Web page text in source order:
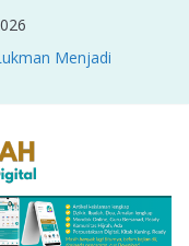
Menjadi
Isu Tambang
PADA TAFSIR
Qur’an: “Ketika